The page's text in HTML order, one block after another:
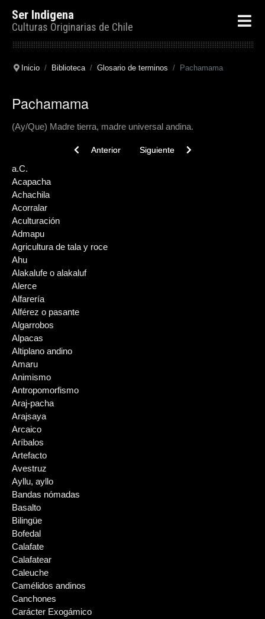
Ser Indigena
Culturas Originarias de Chile
Inicio Biblioteca Glosario de terminos Pachamama
Pachamama
(Ay/Que) Madre tierra, madre universal andina.
Previous article: Pacificación de la Araucania
Anterior Next article: Pacarina
Siguiente
a.C.
Acapacha
Achachila
Acorralar
Aculturación
Admapu
Agricultura de tala y roce
Ahu
Alakalufe o alakaluf
Alerce
Alfarería
Alférez o pasante
Algarrobos
Alpacas
Altiplano andino
Amaru
Animismo
Antropomorfismo
Araj-pacha
Arajsaya
Arcaico
Aríbalos
Artefacto
Avestruz
Ayllu, ayllo
Bandas nómadas
Basalto
Bilingüe
Bofedal
Calafate
Calafatear
Caleuche
Camélidos andinos
Canchones
Carácter Exogámico